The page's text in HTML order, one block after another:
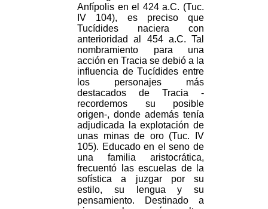
Anfípolis en el 424 a.C. (Tuc.
IV 104), es preciso que
Tucídides naciera con
anterioridad al 454 a.C. Tal
nombramiento para una
acción en Tracia se debió a la
influencia de Tucídides entre
los personajes más
destacados de Tracia -
recordemos su posible
origen-, donde además tenía
adjudicada la explotación de
unas minas de oro (Tuc. IV
105). Educado en el seno de
una familia aristocrática,
frecuentó las escuelas de la
sofística a juzgar por su
estilo, su lengua y su
pensamiento. Destinado a